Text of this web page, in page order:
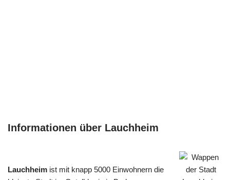
Informationen über Lauchheim
Lauchheim ist mit knapp 5000 Einwohnern die